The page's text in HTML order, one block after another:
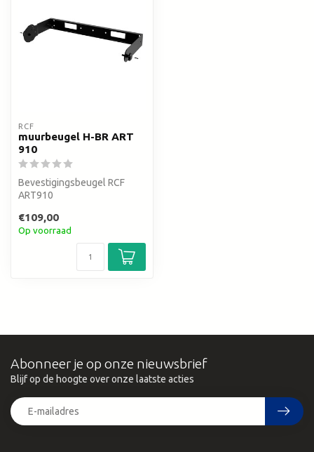
RCF
muurbeugel H-BR ART
910
Bevestigingsbeugel RCF
ART910
€109,00
Op voorraad
Abonneer je op onze nieuwsbrief
Blijf op de hoogte over onze laatste acties